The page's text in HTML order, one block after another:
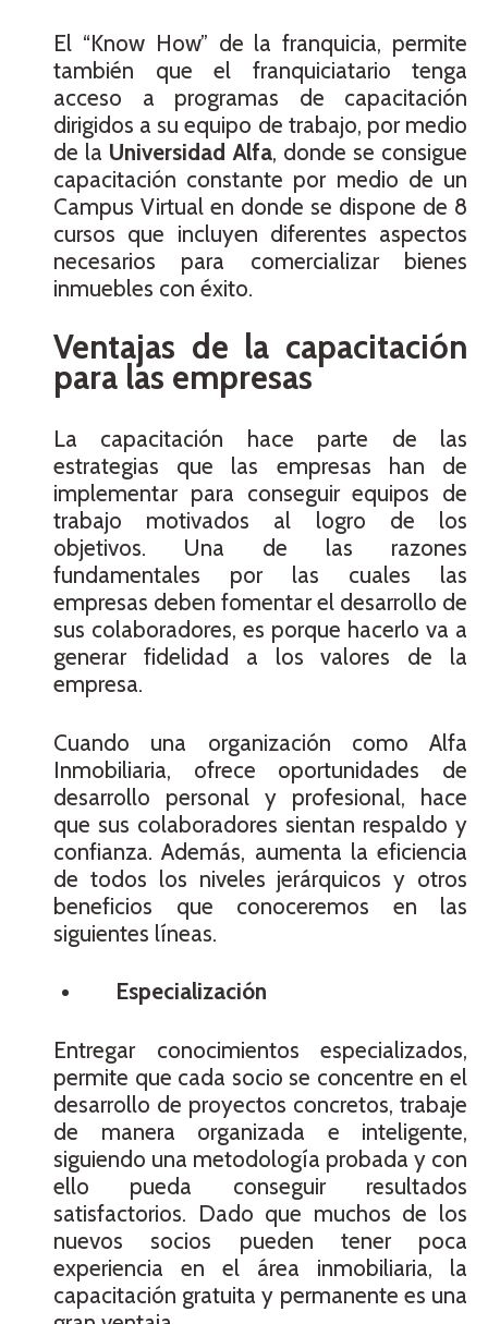
El “Know How” de la franquicia, permite
también que el franquiciatario tenga
acceso a programas de capacitación
dirigidos a su equipo de trabajo, por medio
de la Universidad Alfa, donde se consigue
capacitación constante por medio de un
Campus Virtual en donde se dispone de 8
cursos que incluyen diferentes aspectos
necesarios para comercializar bienes
inmuebles con éxito.
Ventajas de la capacitación
para las empresas
La capacitación hace parte de las
estrategias que las empresas han de
implementar para conseguir equipos de
trabajo motivados al logro de los
objetivos. Una de las razones
fundamentales por las cuales las
empresas deben fomentar el desarrollo de
sus colaboradores, es porque hacerlo va a
generar fidelidad a los valores de la
empresa.
Cuando una organización como Alfa
Inmobiliaria, ofrece oportunidades de
desarrollo personal y profesional, hace
que sus colaboradores sientan respaldo y
confianza. Además, aumenta la eficiencia
de todos los niveles jerárquicos y otros
beneficios que conoceremos en las
siguientes líneas.
Especialización
Entregar conocimientos especializados,
permite que cada socio se concentre en el
desarrollo de proyectos concretos, trabaje
de manera organizada e inteligente,
siguiendo una metodología probada y con
ello pueda conseguir resultados
satisfactorios. Dado que muchos de los
nuevos socios pueden tener poca
experiencia en el área inmobiliaria, la
capacitación gratuita y permanente es una